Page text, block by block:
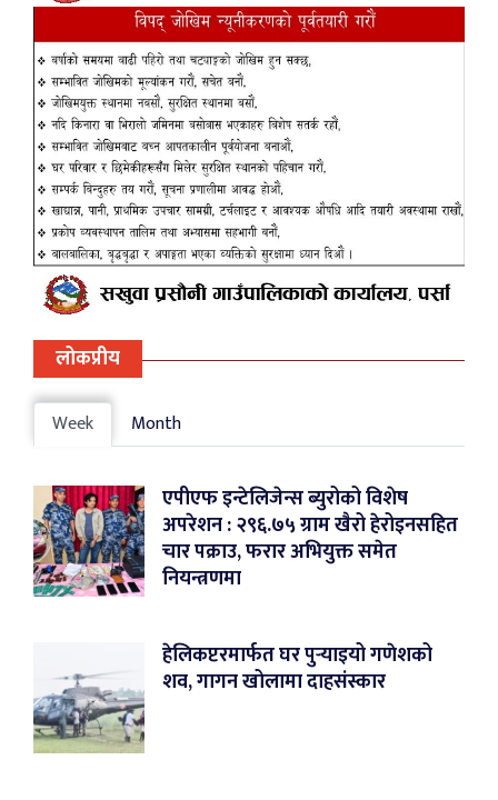
लोकप्रीय
Week Month
एपीएफ इन्टेलिजेन्स ब्युरोको विशेष
अपरेशन : २९६.७५ ग्राम खैरो हेरोइनसहित
चार पक्राउ, फरार अभियुक्त समेत
नियन्त्रणमा
हेलिकप्टरमार्फत घर पुर्‍याइयो गणेशको
शव, गागन खोलामा दाहसंस्कार